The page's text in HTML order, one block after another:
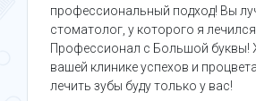
профессиональный подход! Вы
стоматолог, у которого я лечился,
Профессионал с Большой
вашей клинике успехов и
лечить зубы буду только у вас!